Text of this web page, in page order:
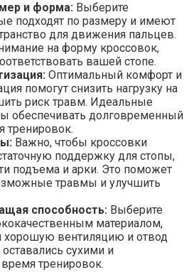
и форма: Выберите
подходят по размеру и имеют
для движения пальцев.
на форму кроссовок,
вашей стопе.
Оптимальный комфорт и
помогут снизить нагрузку на
риск травм. Идеальные
обеспечивать долговременный
тренировок.
Важно, чтобы кроссовки
поддержку для стопы,
подъема и арки. Это поможет
травмы и улучшить
способность: Выберите
материалом,
вентиляцию и отвод
сухими и
тренировок.